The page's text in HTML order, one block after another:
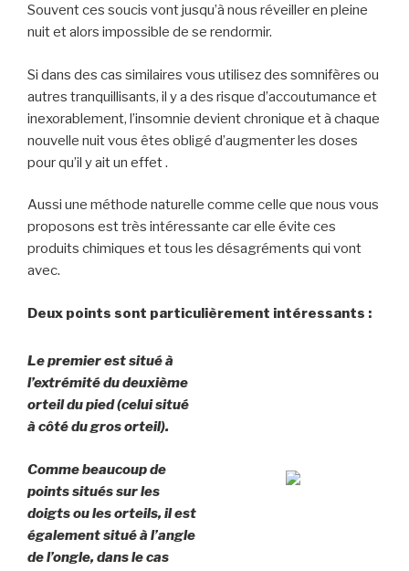
Souvent ces soucis vont jusqu’à nous réveiller en pleine
nuit et alors impossible de se rendormir.
Si dans des cas similaires vous utilisez des somnifères ou
autres tranquillisants, il y a des risque d’accoutumance et
inexorablement, l’insomnie devient chronique et à chaque
nouvelle nuit vous êtes obligé d’augmenter les doses
pour qu’il y ait un effet .
Aussi une méthode naturelle comme celle que nous vous
proposons est très intéressante car elle évite ces
produits chimiques et tous les désagréments qui vont
avec.
Deux points sont particulièrement intéressants :
Le premier est situé à
l’extrémité du deuxième
orteil du pied (celui situé
à côté du gros orteil).
Comme beaucoup de
points situés sur les
doigts ou les orteils, il est
également situé à l’angle
de l’ongle, dans le cas